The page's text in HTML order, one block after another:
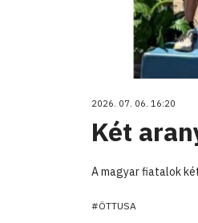
2026. 07. 06. 16:20
Két
A magyar fiatalok
#ÖTTUSA